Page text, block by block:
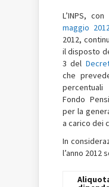
L’INPS, con
maggio
2012,
il disposto
3 del
che
Fondo
per la
a carico dei
In
l’anno 2012